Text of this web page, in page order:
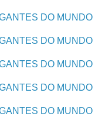
DO MUNDO
DO MUNDO
DO MUNDO
DO MUNDO
DO MUNDO